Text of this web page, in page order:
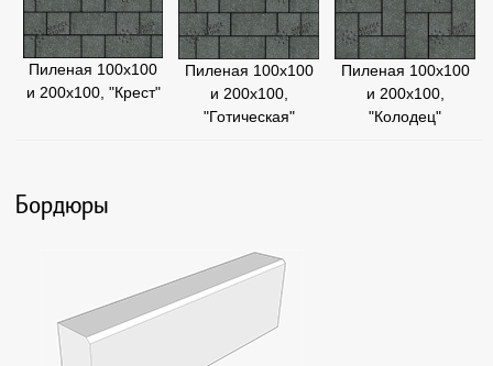
Пиленая 100х100
и 200х100, "Крест"
Пиленая 100х100
и 200х100,
"Готическая"
Пиленая 100х100
и 200х100,
"Колодец"
Бордюры